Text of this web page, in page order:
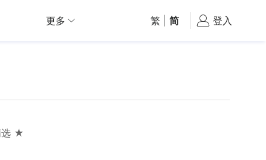
更多 繁 简 登入
选 ★